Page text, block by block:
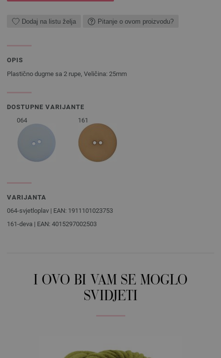
Dodaj na listu želja Pitanje o ovom proizvodu?
OPIS
Plastično dugme sa 2 rupe, Veličina: 25mm
DOSTUPNE VARIJANTE
064
161
VARIJANTA
064-svjetloplav | EAN: 1911101023753
161-deva | EAN: 4015297002503
I OVO BI VAM SE MOGLO
SVIDJETI